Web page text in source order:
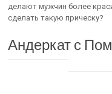
делают мужчин более
сделать такую прическу?
Андеркат с